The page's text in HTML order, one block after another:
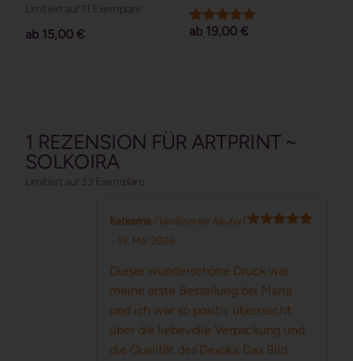
Limitiert auf 11 Exemplare
ab 15,00 €
Bewertet mit
ab 19,00 €
1 REZENSION FÜR ARTPRINT ~
SOLKOIRA
Limitiert auf 33 Exemplare
Katkarina (Verifizierter Käufer)
19. Mai 2026
Dieser wunderschöne Druck war
meine erste Bestellung bei Maria
und ich war so positiv überrascht
über die liebevolle Verpackung und
die Qualität des Drucks. Das Bild